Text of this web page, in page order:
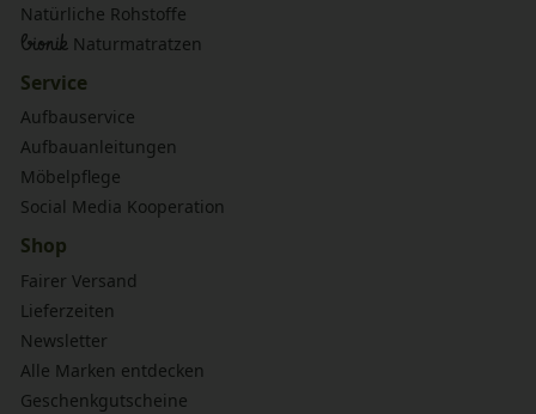
Natürliche Rohstoffe
bionik Naturmatratzen
Service
Aufbauservice
Aufbauanleitungen
Möbelpflege
Social Media Kooperation
Shop
Fairer Versand
Lieferzeiten
Newsletter
Alle Marken entdecken
Geschenkgutscheine